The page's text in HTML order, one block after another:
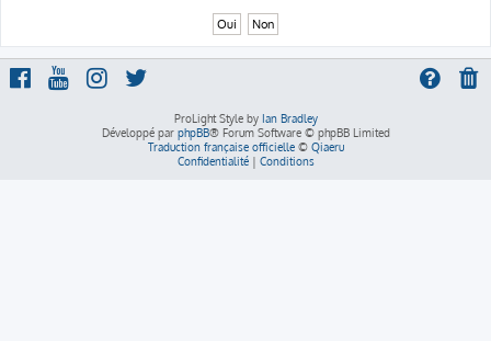
ProLight Style by Ian Bradley
Développé par phpBB® Forum Software © phpBB Limited
Traduction française officielle© Qiaeru
Confidentialité| Conditions